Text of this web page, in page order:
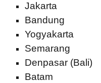
Jakarta
Bandung
Yogyakarta
Semarang
Denpasar (Bali)
Batam